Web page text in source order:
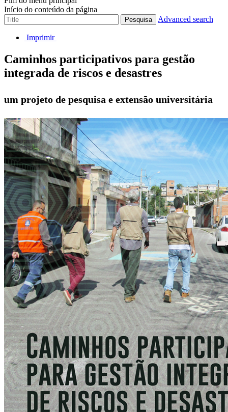
Início do conteúdo da página
Pesquisa Advanced search
Imprimir
Caminhos participativos para gestão
integrada de riscos e desastres
um projeto de pesquisa e extensão universitária